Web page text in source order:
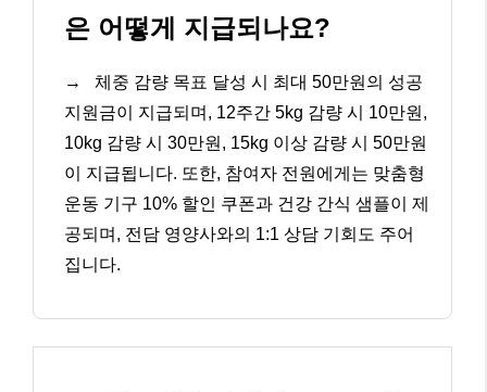
은 어떻게 지급되나요?
→
체중 감량 목표 달성 시 최대 50만원의 성공
지원금이 지급되며, 12주간 5kg 감량 시 10만원,
10kg 감량 시 30만원, 15kg 이상 감량 시 50만원
이 지급됩니다. 또한, 참여자 전원에게는 맞춤형
운동 기구 10% 할인 쿠폰과 건강 간식 샘플이 제
공되며, 전담 영양사와의 1:1 상담 기회도 주어
집니다.